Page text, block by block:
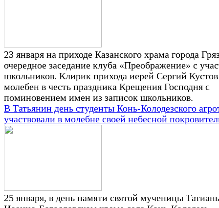
23 января на приходе Казанского храма города
очередное заседание клуба «Преображение» с
школьников. Клирик прихода иерей Сергий
молебен в честь праздника Крещения Господня с
поминовением имен из записок школьников.
В Татьянин день студенты Конь-Колодезского
участвовали в молебне своей небесной
25 января, в день памяти святой мученицы